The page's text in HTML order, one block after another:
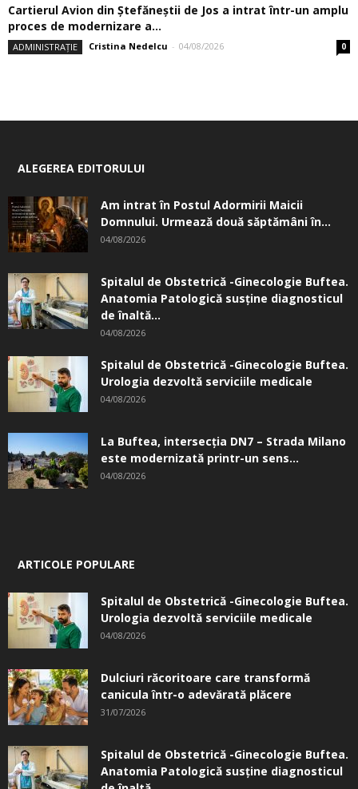
Cartierul Avion din Ştefăneştii de Jos a intrat într-un amplu
proces de modernizare a...
ADMINISTRAȚIE Cristina Nedelcu - 04/08/2026 0
ALEGEREA EDITORULUI
Am intrat în Postul Adormirii Maicii
Domnului. Urmează două săptămâni în...
04/08/2026
Spitalul de Obstetrică -Ginecologie Buftea.
Anatomia Patologică susţine diagnosticul
de înaltă...
04/08/2026
Spitalul de Obstetrică -Ginecologie Buftea.
Urologia dezvoltă serviciile medicale
04/08/2026
La Buftea, intersecţia DN7 – Strada Milano
este modernizată printr-un sens...
04/08/2026
ARTICOLE POPULARE
Spitalul de Obstetrică -Ginecologie Buftea.
Urologia dezvoltă serviciile medicale
04/08/2026
Dulciuri răcoritoare care transformă
canicula într-o adevărată plăcere
31/07/2026
Spitalul de Obstetrică -Ginecologie Buftea.
Anatomia Patologică susţine diagnosticul